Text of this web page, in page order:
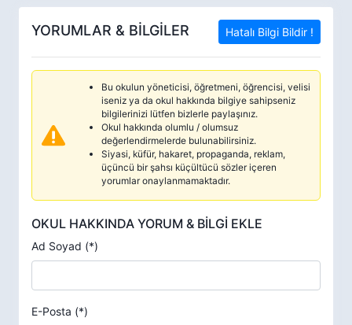
YORUMLAR & BİLGİLER Hatalı Bilgi Bildir !
Bu okulun yöneticisi, öğretmeni, öğrencisi, velisi
iseniz ya da okul hakkında bilgiye sahipseniz
bilgilerinizi lütfen bizlerle paylaşınız.
Okul hakkında olumlu / olumsuz
değerlendirmelerde bulunabilirsiniz.
Siyasi, küfür, hakaret, propaganda, reklam,
üçüncü bir şahsı küçültücü sözler içeren
yorumlar onaylanmamaktadır.
OKUL HAKKINDA YORUM & BİLGİ EKLE
Ad Soyad (*)
E-Posta (*)